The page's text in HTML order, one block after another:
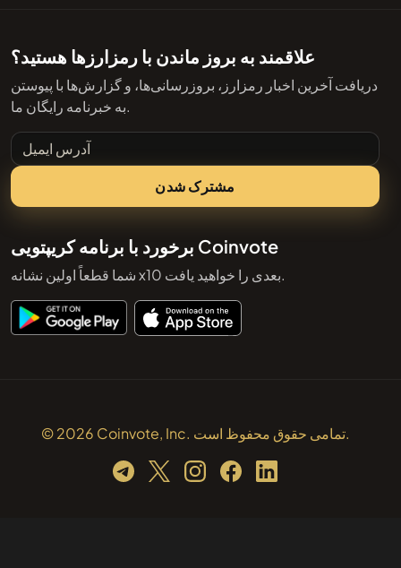
علاقمند به بروز ماندن با رمزارزها هستید؟
دریافت آخرین اخبار رمزارز، بروزرسانی‌ها، و گزارش‌ها با پیوستن
به خبرنامه رایگان ما.
آدرس ایمیل
مشترک شدن
برخورد با برنامه کریپتویی Coinvote
شما قطعاً اولین نشانه x10 بعدی را خواهید یافت.
© 2026 Coinvote, Inc. تمامی حقوق محفوظ است.